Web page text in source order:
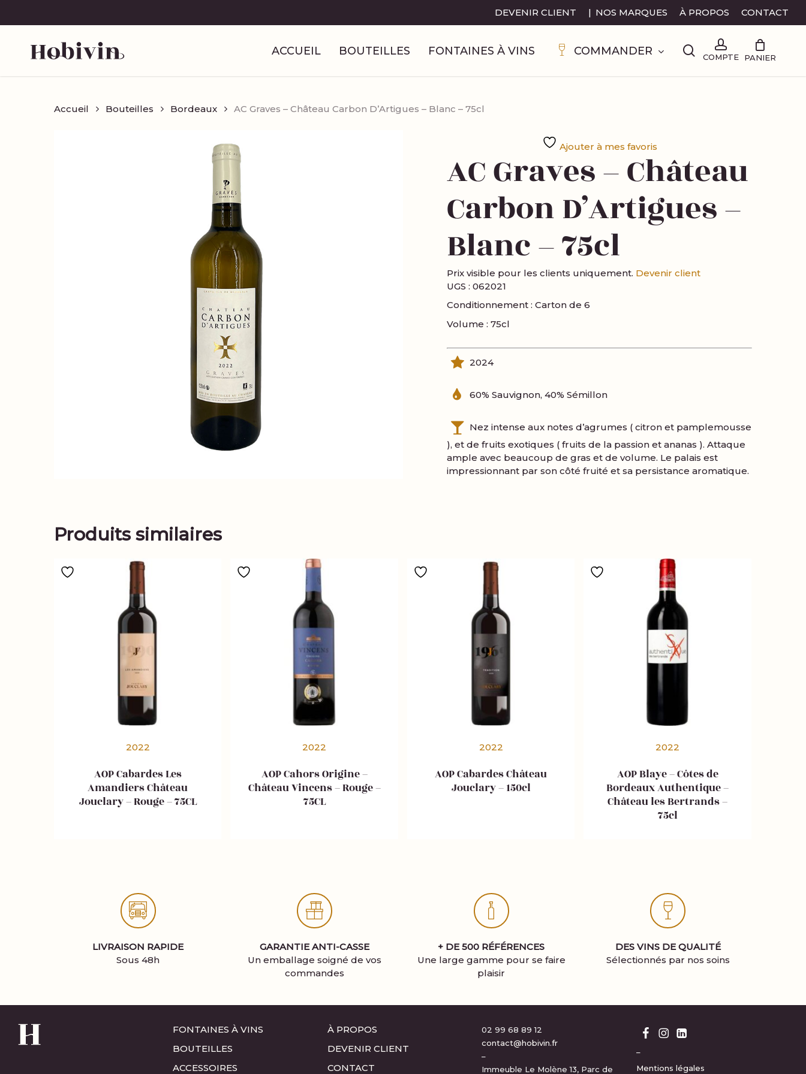
content
DEVENIR CLIENT | NOS MARQUES À PROPOS CONTACT
ACCUEIL BOUTEILLES FONTAINES À VINS COMMANDER searchaccount
Accueil Bouteilles Bordeaux AC Graves – Château Carbon D’Artigues – Blanc – 75cl
Ajouter à mes favoris
AC Graves – Château
Carbon D’Artigues –
Blanc – 75cl
Prix visible pour les clients uniquement. Devenir client
UGS :062021
Conditionnement : Carton de 6
Volume : 75cl
2024
60% Sauvignon, 40% Sémillon
Nez intense aux notes d’agrumes ( citron et pamplemousse
), et de fruits exotiques ( fruits de la passion et ananas ). Attaque
ample avec beaucoup de gras et de volume. Le palais est
impressionnant par son côté fruité et sa persistance aromatique.
Produits similaires
2022
AOP Cabardes Les
Amandiers Château
Jouclary – Rouge – 75CL
2022
AOP Cahors Origine –
Château Vincens – Rouge –
75CL
2022
AOP Cabardes Château
Jouclary – 150cl
2022
AOP Blaye – Côtes de
Bordeaux Authentique –
Château les Bertrands –
75cl
LIVRAISON RAPIDE
Sous 48h
GARANTIE ANTI-CASSE
Un emballage soigné de vos
commandes
+ DE 500 RÉFÉRENCES
Une large gamme pour se faire
plaisir
DES VINS DE QUALITÉ
Sélectionnés par nos soins
FONTAINES À VINS
BOUTEILLES
ACCESSOIRES
À PROPOS
DEVENIR CLIENT
CONTACT
02 99 68 89 12
contact@hobivin.fr
–
Immeuble Le Molène 13, Parc de
–
Mentions légales